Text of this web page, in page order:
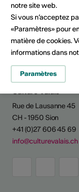
Partager
Culture Valais
Rue de Lausanne 45
CH - 1950 Sion
+41 (0)27 606 45 69
info@culturevalais.ch
notre site web.
Si vous n’acceptez
«Paramètres» pour
matière de cookies.
informations dans
Paramètres